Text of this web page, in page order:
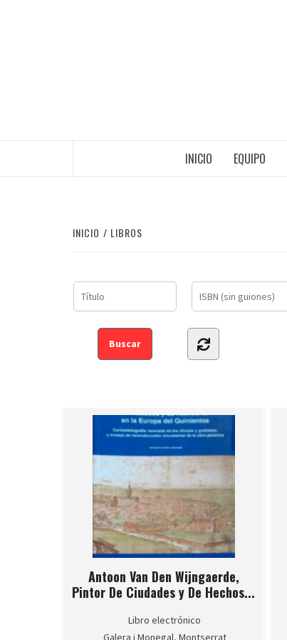
INICIO EQUIPO
INICIO LIBROS
Antoon Van Den Wijngaerde,
Pintor De Ciudades y De Hechos...
Libro electrónico
Galera i Monegal, Montserrat